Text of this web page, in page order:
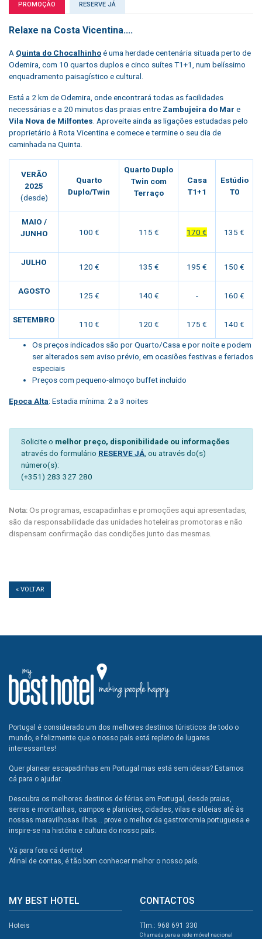
PROMOÇÃO RESERVE JÁ
Relaxe na Costa Vicentina....
A Quinta do Chocalhinhoé uma herdade centenária situada perto de
Odemira, com 10 quartos duplos e cinco suítes T1+1, num belíssimo
enquadramento paisagístico e cultural.
Está a 2 km de Odemira, onde encontrará todas as facilidades
necessárias e a 20 minutos das praias entre Zambujeira do Mar e
Vila Nova de Milfontes. Aproveite ainda as ligações estudadas pelo
proprietário à Rota Vicentina e comece e termine o seu dia de
caminhada na Quinta.
VERÃO
2025
(desde)
Quarto
Duplo/Twin
Quarto Duplo
Twin com
Terraço
Casa
T1+1
Estúdio
T0
MAIO /
JUNHO
100 € 115 € 170 € 135 €
JULHO 120 € 135 € 195 € 150 €
AGOSTO 125 € 140 € - 160 €
SETEMBRO 110 € 120 € 175 € 140 €
Os preços indicados são por Quarto/Casa e por noite e podem
ser alterados sem aviso prévio, em ocasiões festivas e feriados
especiais
Preços com pequeno-almoço buffet incluído
Epoca Alta: Estadia mínima: 2 a 3 noites
Solicite o melhor preço, disponibilidade ou informações
através do formulário RESERVE JÁ, ou através do(s)
número(s):
(+351) 283 327 280
Nota:Os programas, escapadinhas e promoções aqui apresentadas,
são da responsabilidade das unidades hoteleiras promotoras e não
dispensam confirmação das condições junto das mesmas.
« VOLTAR
Portugal é considerado um dos melhores destinos túristicos de todo o
mundo, e felizmente que o nosso país está repleto de lugares
interessantes!
Quer planear escapadinhas em Portugal mas está sem ideias? Estamos
cá para o ajudar.
Descubra os melhores destinos de férias em Portugal, desde praias,
serras e montanhas, campos e planicies, cidades, vilas e aldeias até às
nossas maravilhosas ilhas... prove o melhor da gastronomia portuguesa e
inspire-se na história e cultura do nosso país.
Vá para fora cá dentro!
Afinal de contas, é tão bom conhecer melhor o nosso país.
MY BEST HOTEL
Hoteis
CONTACTOS
Tlm.: 968 691 330
Chamada para a rede móvel nacional